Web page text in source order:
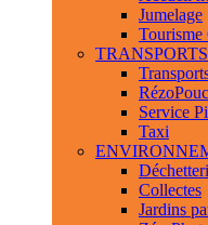
Jumelage
TRANSPORTS
Service
Taxi
Collectes
Jardins